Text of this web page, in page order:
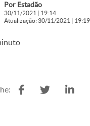
Por Estadão
30/11/2021 | 19:14
Atualização: 30/11/2021 | 19:19